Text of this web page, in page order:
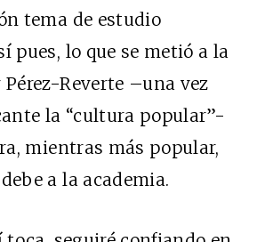
tema de estudio
pues, lo que se metió a la
Reverte –una vez
la “cultura popular”-
mientras más popular,
a la academia.